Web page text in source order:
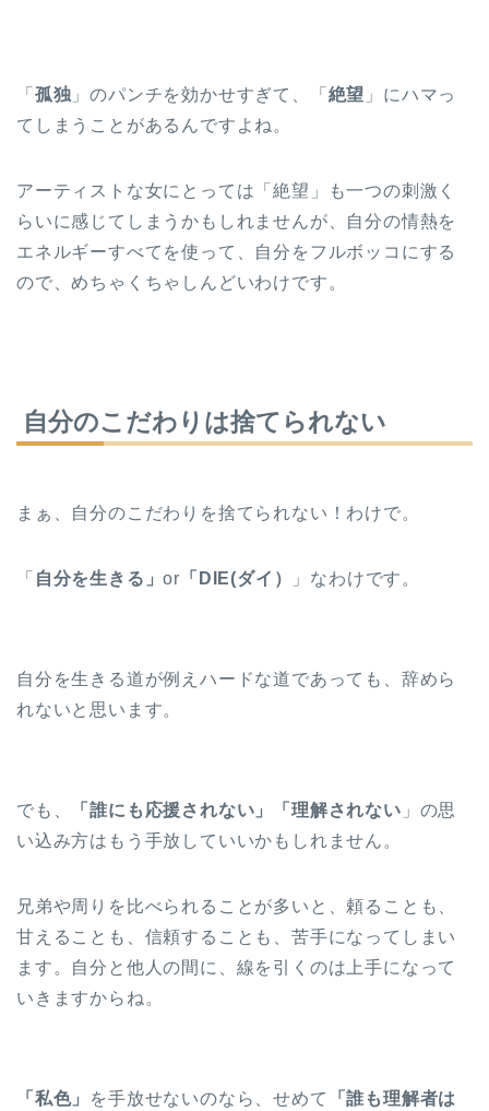
「 孤独 」のパンチを効かせすぎて、「 絶望 」にハマっ
てしまうことがあるんですよね。
アーティストな女にとっては「絶望」も一つの刺激く
らいに感じてしまうかもしれませんが、自分の情熱を
エネルギーすべてを使って、自分をフルボッコにする
ので、めちゃくちゃしんどいわけです。
自分のこだわりは捨てられない
まぁ、自分のこだわりを捨てられない！わけで。
「 自分を生きる」or 「DIE(ダイ） 」なわけです。
自分を生きる道が例えハードな道であっても、辞めら
れないと思います。
でも、 「誰にも応援されない」「理解されない 」の思
い込み方はもう手放していいかもしれません。
兄弟や周りを比べられることが多いと、頼ることも、
甘えることも、信頼することも、苦手になってしまい
ます。自分と他人の間に、線を引くのは上手になって
いきますからね。
「私色」 を手放せないのなら、せめて
「誰も理解者は